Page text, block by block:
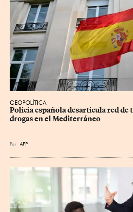
GEOPOLÍTICA
Policía española desarticula red de
drogas en el Mediterráneo
Por AFP